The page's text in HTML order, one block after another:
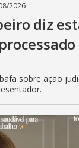
2026
diz
sobre ação